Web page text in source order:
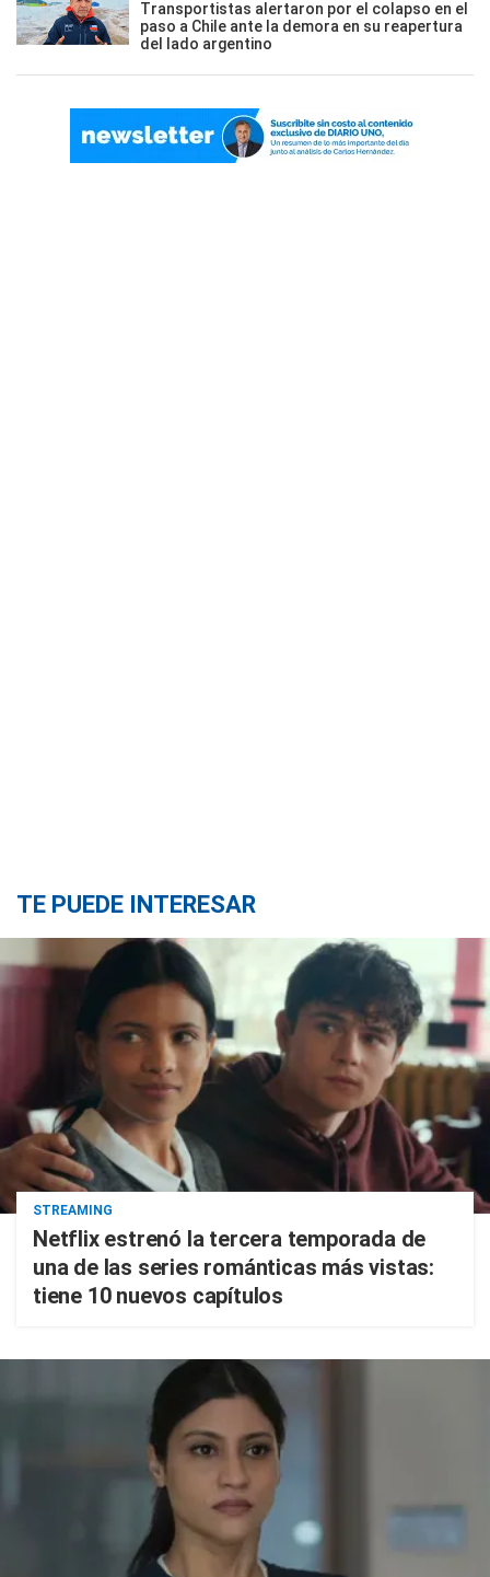
Transportistas alertaron por el colapso en el
paso a Chile ante la demora en su reapertura
del lado argentino
TE PUEDE INTERESAR
STREAMING
Netflix estrenó la tercera temporada de
una de las series románticas más vistas:
tiene 10 nuevos capítulos